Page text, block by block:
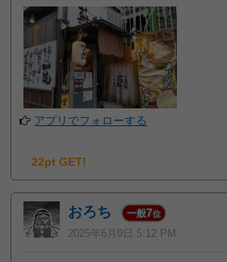
アプリでフォローする
22pt GET!
おろち 一般7位
2025年6月9日 5:12 PM